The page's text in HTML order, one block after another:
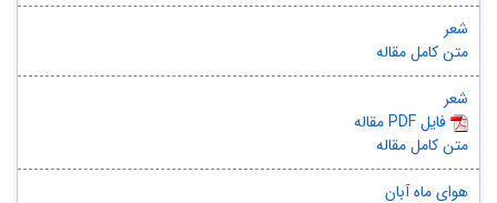
شعر
متن کامل مقاله
شعر
مقاله PDF فایل
متن کامل مقاله
هوای ماه آبان